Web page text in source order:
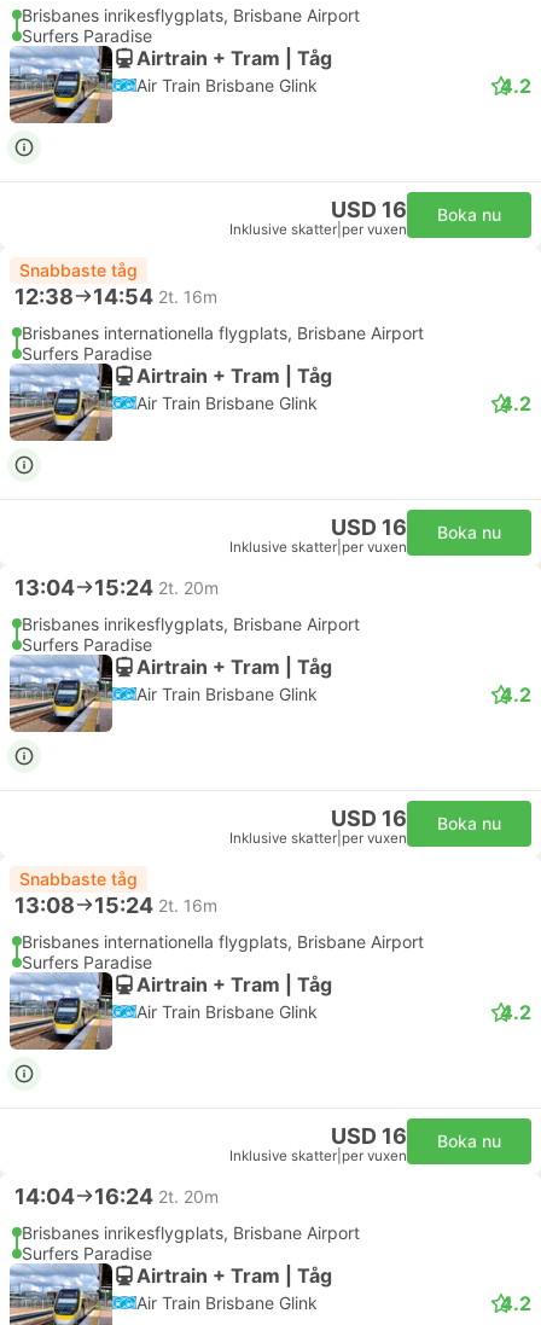
Brisbanes inrikesflygplats, Brisbane Airport
Surfers Paradise
Airtrain + Tram | Tåg
Air Train Brisbane Glink 4.2
USD 16
Inklusive skatter per vuxen
Boka nu
Snabbaste tåg
12:38 14:54 2t. 16m
Brisbanes internationella flygplats, Brisbane Airport
Surfers Paradise
Airtrain + Tram | Tåg
Air Train Brisbane Glink 4.2
USD 16
Inklusive skatter per vuxen
Boka nu
13:04 15:24 2t. 20m
Brisbanes inrikesflygplats, Brisbane Airport
Surfers Paradise
Airtrain + Tram | Tåg
Air Train Brisbane Glink 4.2
USD 16
Inklusive skatter per vuxen
Boka nu
Snabbaste tåg
13:08 15:24 2t. 16m
Brisbanes internationella flygplats, Brisbane Airport
Surfers Paradise
Airtrain + Tram | Tåg
Air Train Brisbane Glink 4.2
USD 16
Inklusive skatter per vuxen
Boka nu
14:04 16:24 2t. 20m
Brisbanes inrikesflygplats, Brisbane Airport
Surfers Paradise
Airtrain + Tram | Tåg
Air Train Brisbane Glink 4.2